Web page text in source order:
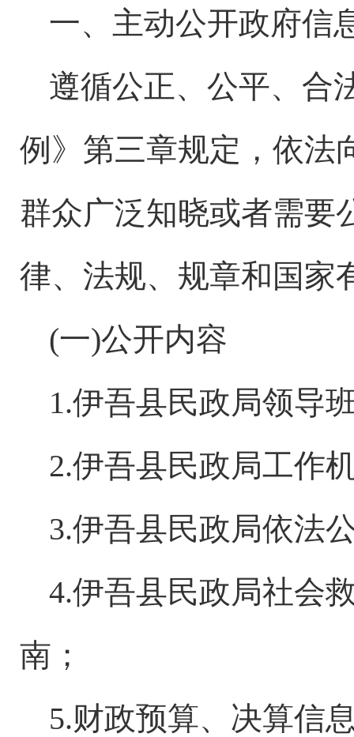
一、主动公开政府信
遵循公正、公平、合
例》第三章规定，依法
群众广泛知晓或者需要
律、法规、规章和国家
(一)公开内容
1.伊吾县民政局领导
2.伊吾县民政局工作
3.伊吾县民政局依法
4.伊吾县民政局社会
南；
5.财政预算、决算信